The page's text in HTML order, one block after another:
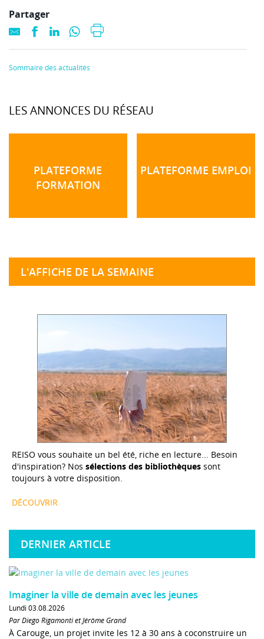
Partager
Sommaire des actualités
LES ANNONCES DU RÉSEAU
PLATEFORME
FORMATION
PLATEFORME EMPLOI
L'AFFICHE DE LA SEMAINE
REISO vous souhaite un bel été, riche en lecture... Besoin
d'inspiration? Nos sélections des bibliothèques sont
toujours à votre disposition.
DÉCOUVRIR
DERNIER ARTICLE
Imaginer la ville de demain avec les jeunes
Lundi 03.08.2026
Par Diego Rigamonti et Jérôme Grand
À Carouge, un projet invite les 12 à 30 ans à coconstruire un